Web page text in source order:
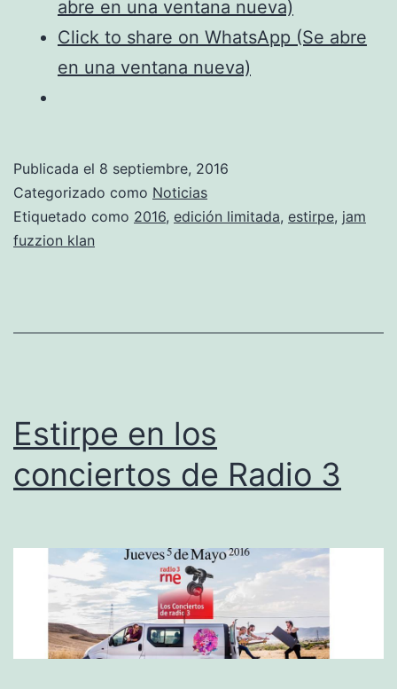
Limitada
abre en una ventana nueva)
Click to share on WhatsApp (Se abre
en una ventana nueva)
Publicada el 8 septiembre, 2016
Categorizado como Noticias
Etiquetado como 2016, edición limitada, estirpe, jam
fuzzion klan
Estirpe en los
conciertos de Radio 3